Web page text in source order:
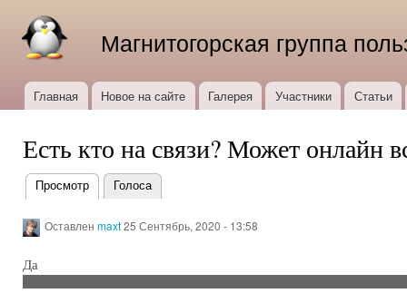
Магнитогорская группа
Главное меню
Главная Новое на сайте Галерея Участники Статьи
Есть кто на связи? Может онлайн
Главные
вкладки
Просмотр (активная вкладка)
Голоса
Оставленmaxt25 Сентябрь, 2020 - 13:58
Да